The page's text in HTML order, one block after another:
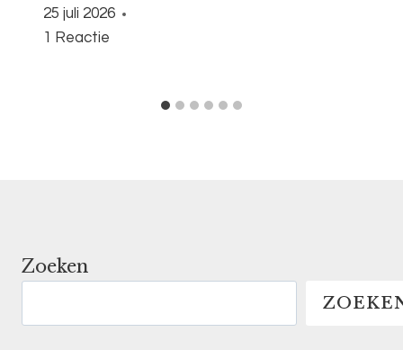
25 juli 2026
1 Reactie
Zoeken